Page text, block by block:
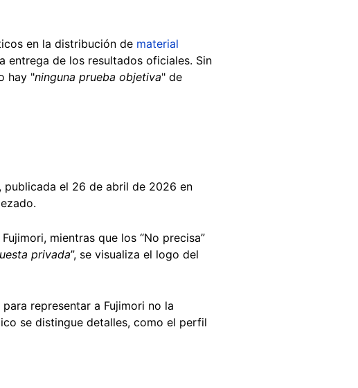
en la distribución de material
entrega de los resultados oficiales. Sin
hay "ninguna prueba objetiva" de
publicada el 26 de abril de 2026 en
mientras que los “No precisa”
privada”, se visualiza el logo del
representar a Fujimori no la
se distingue detalles, como el perfil